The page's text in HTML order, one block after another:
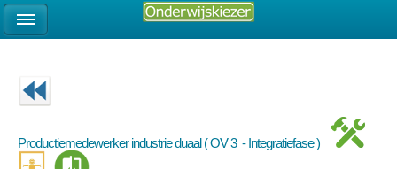
Productiemedewerker industrie duaal ( OV 3 - Integratiefase )